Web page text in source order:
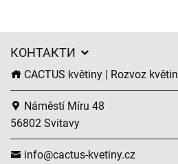
КОНТАКТИ
CACTUS květiny | Rozvoz květin
Náměstí Míru 48
56802 Svitavy
info@cactus-kvetiny.cz